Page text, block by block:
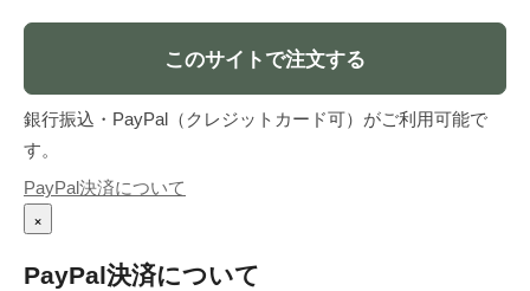
このサイトで注文する
銀行振込・PayPal（クレジットカード可）がご利用可能で
す。
PayPal決済について
×
PayPal決済について